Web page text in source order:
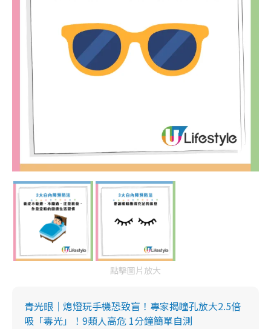
點擊圖片放大
青光眼｜熄燈玩手機恐致盲！專家揭瞳孔放大2.5倍
吸「毒光」！9類人高危 1分鐘簡單自測